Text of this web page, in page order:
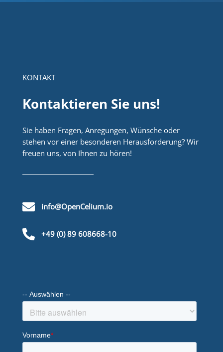
KONTAKT
Kontaktieren Sie uns!
Sie haben Fragen, Anregungen, Wünsche oder
stehen vor einer besonderen Herausforderung? Wir
freuen uns, von Ihnen zu hören!
 info@OpenCelium.io
 +49 (0) 89 608668-10